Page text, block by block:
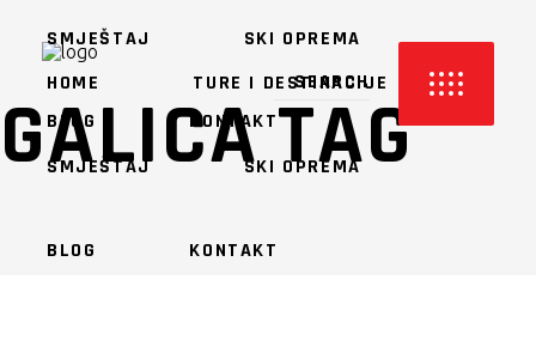
HOME TURE I DESTINACIJE
SMJEŠTAJ SKI OPREMA
BLOG KONTAKT
SMJEŠTAJ SKI OPREMA
BLOG KONTAKT
GALICA TAG